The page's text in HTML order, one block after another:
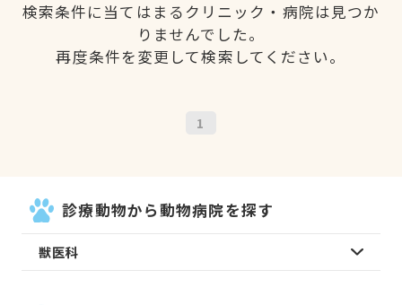
検索条件に当てはまるクリニック・病院は見つか
りませんでした。
再度条件を変更して検索してください。
1
診療動物から動物病院を探す
獣医科